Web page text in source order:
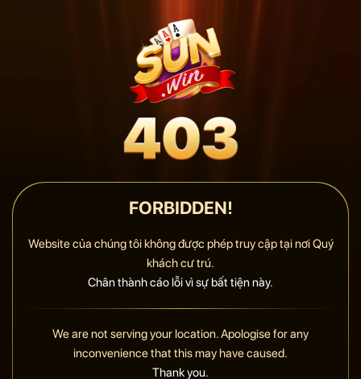
FORBIDDEN!
Website của chúng tôi không được phép truy cập tại nơi Quý
khách cư trú.
Chân thành cáo lỗi vì sự bất tiện này.
We are not serving your location. Apologise for any
inconvenience that this may have caused.
Thank you.